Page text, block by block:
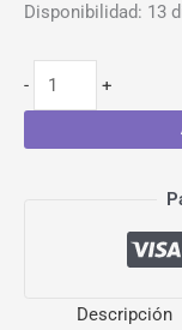
Disponibilidad: 13
- +
Descripción